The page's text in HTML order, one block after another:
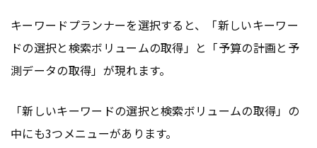
キーワードプランナーを選択すると、「新しいキーワー
ドの選択と検索ボリュームの取得」と「予算の計画と予
測データの取得」が現れます。
「新しいキーワードの選択と検索ボリュームの取得」の
中にも3つメニューがあります。